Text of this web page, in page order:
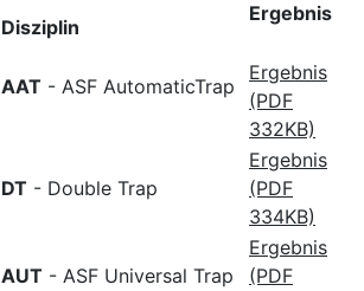
Disziplin
Ergebnis
AAT - ASF AutomaticTrap
Ergebnis
(PDF
332KB)
DT - Double Trap
Ergebnis
(PDF
334KB)
AUT - ASF Universal Trap
Ergebnis
(PDF